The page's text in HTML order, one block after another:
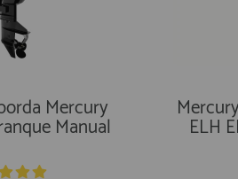
Mercury
Manual ELH